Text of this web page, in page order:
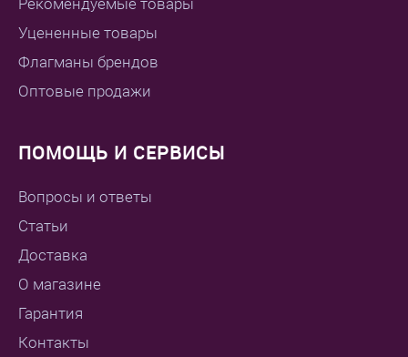
Уцененные товары
Флагманы брендов
Оптовые продажи
ПОМОЩЬ И СЕРВИСЫ
Вопросы и ответы
Статьи
Доставка
О магазине
Гарантия
Контакты